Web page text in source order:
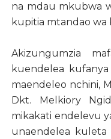
na mdau mkubwa
kupitia mtandao wa
Akizungumzia
kuendelea
maendeleo nchini,
Dkt. Melkiory
mikakati endelevu
unaendelea kuleta